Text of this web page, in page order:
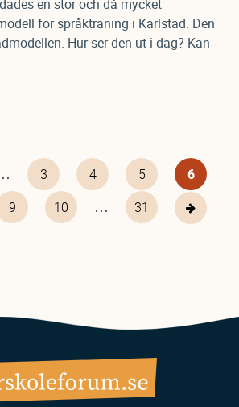
en stor och då mycket
för språkträning i Karlstad. Den
Hur ser den ut i dag? Kan
Page
3 Page
4 Page
5
sida
6
Page
9 Page
10 … 31
31
Nästa
sida